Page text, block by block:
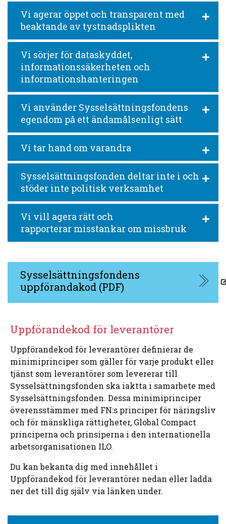
Vi agerar öppet och transparent med
beaktande av tystnadsplikten
Vi sörjer för dataskyddet,
informationssäkerheten och
informationshanteringen
Vi använder Sysselsättningsfondens
egendom på ett ändamålsenligt sätt
Vi tar hand om varandra
Sysselsättningsfonden deltar inte i och
stöder inte politisk verksamhet
Vi vill agera rätt och
rapporterar misstankar om missbruk
Sysselsättningsfondens
uppförandakod (PDF)
Uppförandekod för leverantörer
Uppförandekod för leverantörer definierar de
minimiprinciper som gäller för varje produkt eller
tjänst som leverantörer som levererar till
Sysselsättningsfonden ska iaktta i samarbete med
Sysselsättningsfonden. Dessa minimiprinciper
överensstämmer med FN:s principer för näringsliv
och för mänskliga rättigheter, Global Compact
principerna och prinsiperna i den internationella
arbetsorganisationen ILO.
Du kan bekanta dig med innehållet i
Uppförandekod för leverantörer nedan eller ladda
ner det till dig själv via länken under.